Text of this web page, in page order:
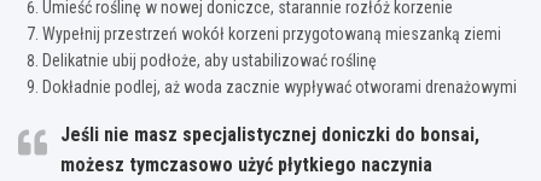
Umieść roślinę w nowej doniczce, starannie rozłóż korzenie
Wypełnij przestrzeń wokół korzeni przygotowaną mieszanką ziemi
Delikatnie ubij podłoże, aby ustabilizować roślinę
Dokładnie podlej, aż woda zacznie wypływać otworami drenażowymi
Jeśli nie masz specjalistycznej doniczki do bonsai,
możesz tymczasowo użyć płytkiego naczynia